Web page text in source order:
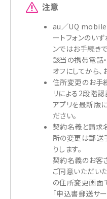
注意
au／UQ mobile
ートフォンのい
ンではお手続き
該当の携帯電話
オフにしてから、
住所変更のお手
リによる2段階
アプリを最新版
ださい。
契約名義と請求
所の変更は郵送
りします。
契約名義のお客
ご同意いただい
の住所変更画面
「申込書郵送サ